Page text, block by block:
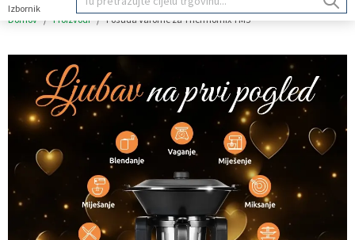
Izbornik
Domov / Proizvodi / Posuda Varome za Thermomix TM5